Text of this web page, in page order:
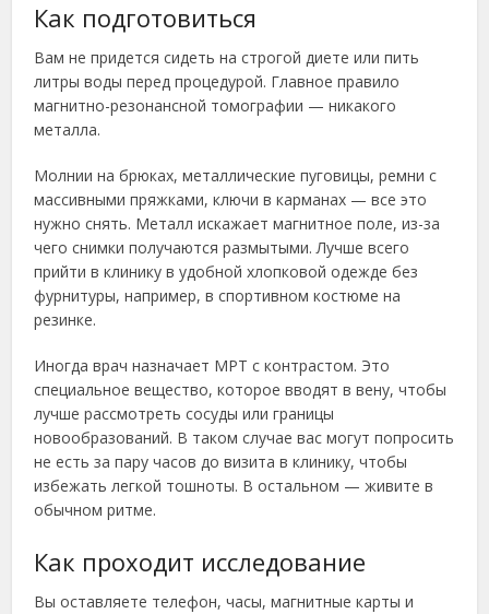
Как подготовиться
Вам не придется сидеть на строгой диете или пить
литры воды перед процедурой. Главное правило
магнитно-резонансной томографии — никакого
металла.
Молнии на брюках, металлические пуговицы, ремни с
массивными пряжками, ключи в карманах — все это
нужно снять. Металл искажает магнитное поле, из-за
чего снимки получаются размытыми. Лучше всего
прийти в клинику в удобной хлопковой одежде без
фурнитуры, например, в спортивном костюме на
резинке.
Иногда врач назначает МРТ с контрастом. Это
специальное вещество, которое вводят в вену, чтобы
лучше рассмотреть сосуды или границы
новообразований. В таком случае вас могут попросить
не есть за пару часов до визита в клинику, чтобы
избежать легкой тошноты. В остальном — живите в
обычном ритме.
Как проходит исследование
Вы оставляете телефон, часы, магнитные карты и